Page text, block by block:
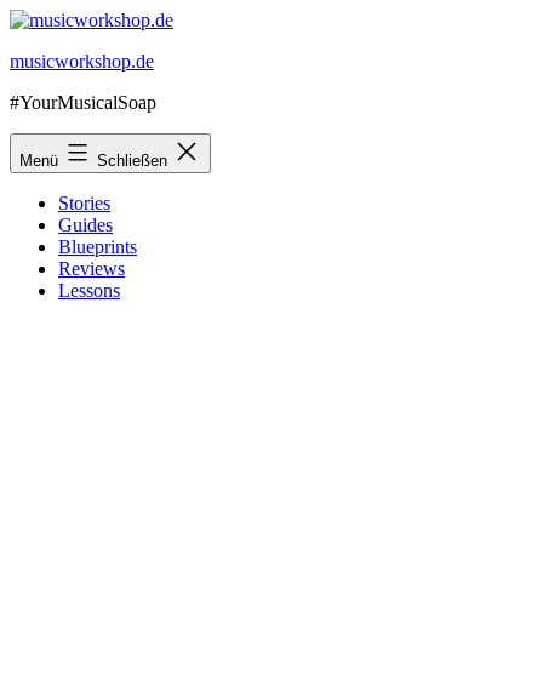
Zum
springen
musicworkshop.de
#YourMusicalSoap
Menü Schließen
Stories
Guides
Blueprints
Reviews
Lessons